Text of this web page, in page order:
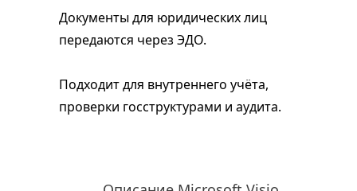
Документы для юридических лиц
передаются через ЭДО.
Подходит для внутреннего учёта,
проверки госструктурами и аудита.